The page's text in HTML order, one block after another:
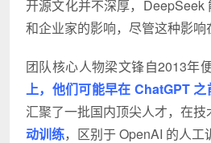
开源文化并不深厚，DeepSeek
和企业家的影响，尽管这种影响
团队核心人物梁文锋自2013年
上，他们可能早在 ChatGPT
汇聚了一批国内顶尖人才，在
动训练，区别于 OpenAI 的人工